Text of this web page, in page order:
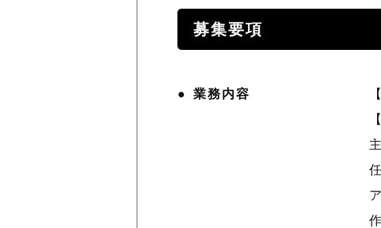
募集要項
業務内容